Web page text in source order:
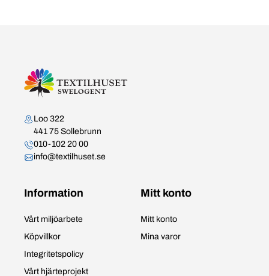
Kontakta oss
Loo 322
441 75 Sollebrunn
010-102 20 00
info@textilhuset.se
Information
Vårt miljöarbete
Köpvillkor
Integritetspolicy
Vårt hjärteprojekt
Mitt konto
Mitt konto
Mina varor